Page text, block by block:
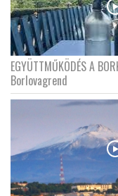
EGYÜTTMŰKÖDÉS A
Borlovagrend